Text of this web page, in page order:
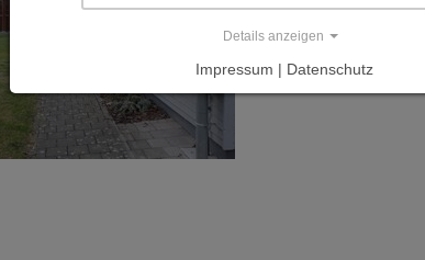
Details anzeigen
Impressum | Datenschutz